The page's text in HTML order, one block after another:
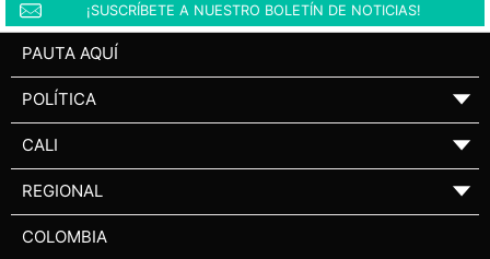
¡SUSCRÍBETE A NUESTRO BOLETÍN DE NOTICIAS!
PAUTA AQUÍ
POLÍTICA ▼
CALI ▼
REGIONAL ▼
COLOMBIA